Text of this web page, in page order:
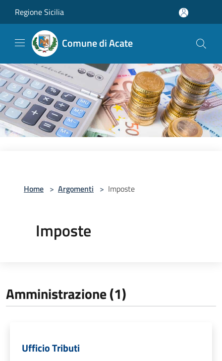
Regione Sicilia
Comune di Acate
Home > Argomenti > Imposte
Imposte
Amministrazione (1)
Ufficio Tributi